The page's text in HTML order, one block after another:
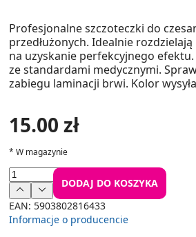
Profesjonalne szczoteczki do
przedłużonych. Idealnie
na uzyskanie perfekcyjnego
ze standardami medycznymi.
zabiegu laminacji brwi. Kolor
15.00 zł
*W magazynie
DODAJ DO KOSZYKA
EAN: 5903802816433
Informacje o producencie